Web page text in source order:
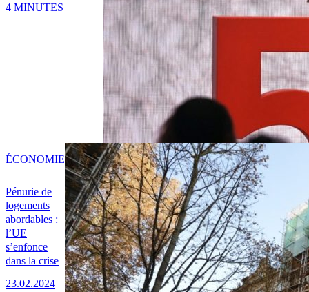
4 MINUTES
Pénurie de
logements
abordables :
l’UE
s’enfonce
dans la crise
23.02.2024
ÉCONOMIE